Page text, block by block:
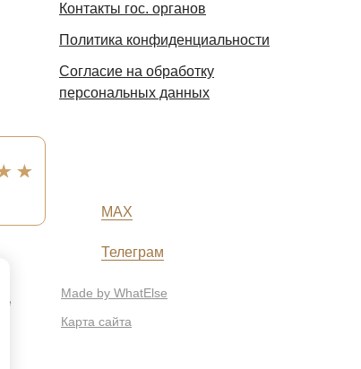
Контакты гос. органов
Политика конфиденциальности
Согласие на обработку
персональных данных
MAX
Телеграм
Made by WhatElse
Карта сайта